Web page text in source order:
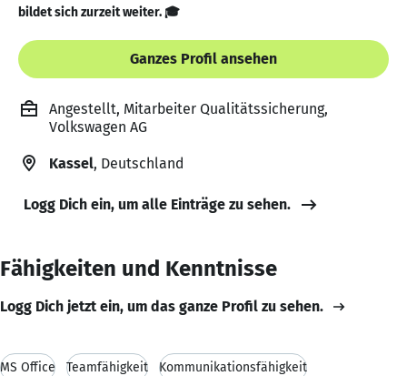
bildet sich zurzeit weiter. 🎓
Ganzes Profil ansehen
Angestellt, Mitarbeiter Qualitätssicherung,
Volkswagen AG
Kassel, Deutschland
Logg Dich ein, um alle Einträge zu sehen.
Fähigkeiten und Kenntnisse
Logg Dich jetzt ein, um das ganze Profil zu sehen.
MS Office Teamfähigkeit Kommunikationsfähigkeit